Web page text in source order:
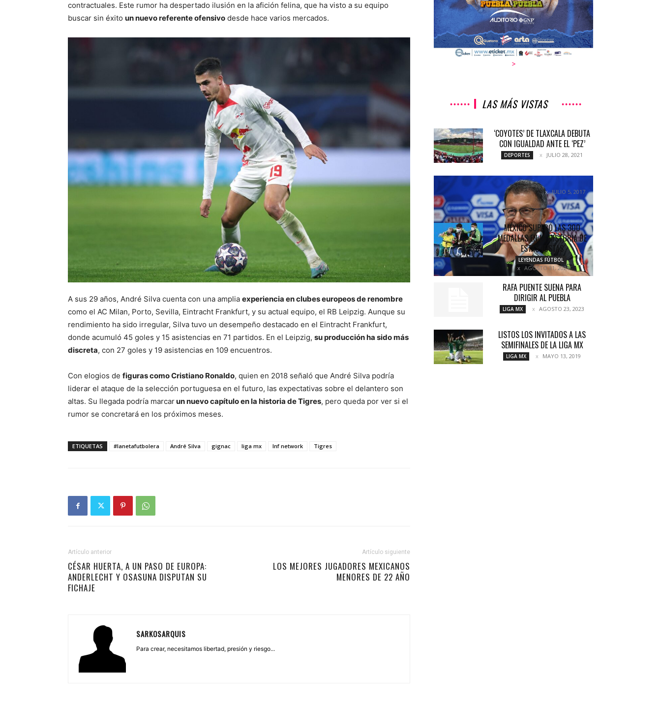
contractuales. Este rumor ha despertado ilusión en la afición felina, que ha visto a su equipo
buscar sin éxito un nuevo referente ofensivo desde hace varios mercados.
A sus 29 años, André Silva cuenta con una amplia experiencia en clubes europeos de renombre
como el AC Milan, Porto, Sevilla, Eintracht Frankfurt, y su actual equipo, el RB Leipzig. Aunque su
rendimiento ha sido irregular, Silva tuvo un desempeño destacado en el Eintracht Frankfurt,
donde acumuló 45 goles y 15 asistencias en 71 partidos. En el Leipzig, su producción ha sido más
discreta, con 27 goles y 19 asistencias en 109 encuentros.
Con elogios de figuras como Cristiano Ronaldo, quien en 2018 señaló que André Silva podría
liderar el ataque de la selección portuguesa en el futuro, las expectativas sobre el delantero son
altas. Su llegada podría marcarun nuevo capítulo en la historia de Tigres, pero queda por ver si el
rumor se concretará en los próximos meses.
ETIQUETAS #lanetafutbolera André Silva gignac liga mx lnf network Tigres
Artículo anterior
CÉSAR HUERTA, A UN PASO DE EUROPA:
ANDERLECHT Y OSASUNA DISPUTAN SU
FICHAJE
Artículo siguiente
LOS MEJORES JUGADORES MEXICANOS
MENORES DE 22 AÑO
SARKOSARQUIS
Para crear, necesitamos libertad, presión y riesgo...
>
LAS MÁS VISTAS
‘COYOTES’ DE TLAXCALA DEBUTA
CON IGUALDAD ANTE EL ‘PEZ’
DEPORTES JULIO 28, 2021
¿SE VA O SE QUEDA?
COLUMNETAS JULIO 5, 2017
MÉXICO SUPERÓ LAS 300
MEDALLAS EN LA HISTORIA DE
ESTAS JUSTAS
LEYENDAS FÚTBOL
AGOSTO 31, 2021
RAFA PUENTE SUENA PARA
DIRIGIR AL PUEBLA
LIGA MX AGOSTO 23, 2023
LISTOS LOS INVITADOS A LAS
SEMIFINALES DE LA LIGA MX
LIGA MX MAYO 13, 2019